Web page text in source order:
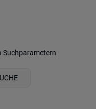
Suchparametern